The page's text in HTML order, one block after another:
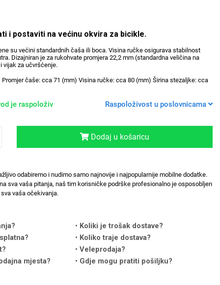
i postaviti na većinu okvira za bicikle.
su većini standardnih čaša ili boca. Visina ručke osigurava stabilnost
Dizajniran je za rukohvate promjera 22,2 mm (standardna veličina na
vijak za učvršćenje.
čaše: cca 71 (mm) Visina ručke: cca 80 (mm) Širina stezaljke: cca
je raspoloživ Raspoloživost u poslovnicama
Dodaj u košaricu
odabiremo i nudimo samo najnovije i najpopularnije mobilne dodatke.
sva vaša pitanja, naš tim korisničke podrške profesionalno je osposobljen
vaša očekivanja.
Koliki je trošak dostave?
Koliko traje dostava?
Veleprodaja?
mjesta?
Gdje mogu pratiti pošiljku?